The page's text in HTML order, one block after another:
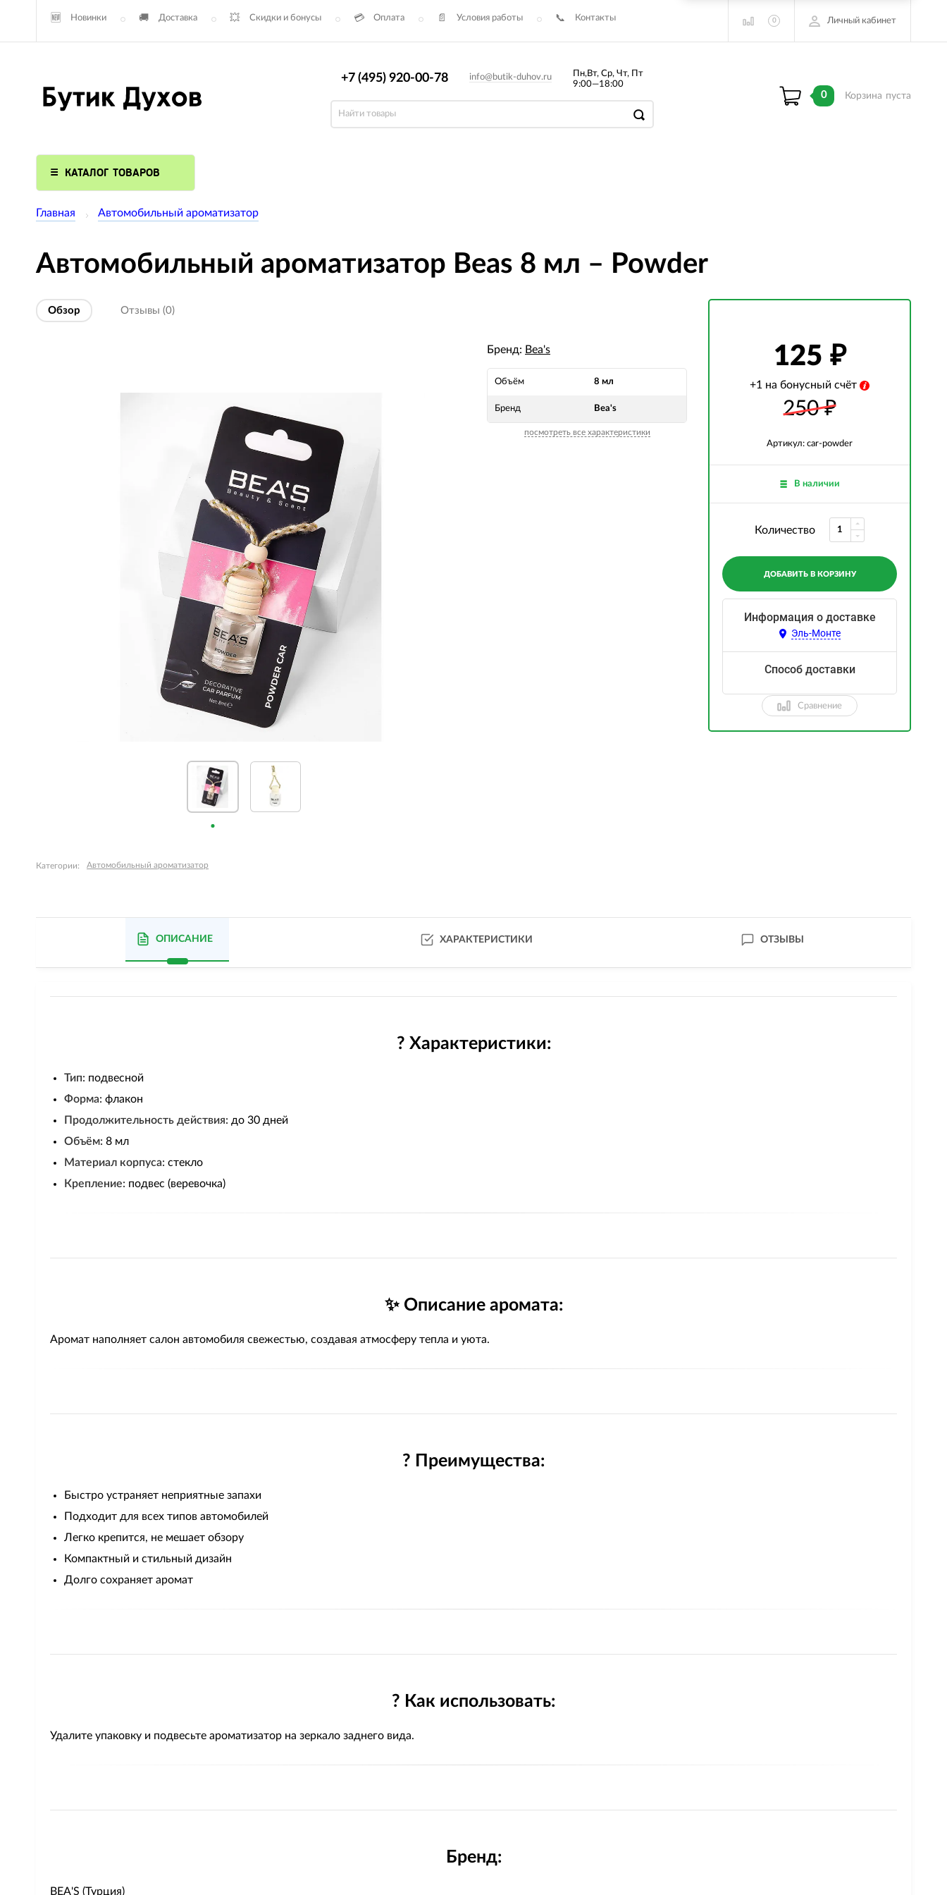
Новинки Доставка Скидки и бонусы Оплата Условия работы Контакты 0 Личный кабинет
+7 (495) 920-00-78 info@butik-duhov.ru
Пн,Вт, Ср, Чт, Пт
9:00—18:00
0 Корзина пуста
КАТАЛОГ ТОВАРОВ
Главная Автомобильный ароматизатор
Автомобильный ароматизатор Beas 8 мл – Powder
Обзор Отзывы (0)
Бренд: Bea's
Объём 8 мл
Бренд Bea's
посмотреть все характеристики
Категории: Автомобильный ароматизатор
125
+1 на бонусный счёт
250₽
Артикул: car-powder
В наличии
Количество
ДОБАВИТЬ В КОРЗИНУ
Информация о доставке
Эль-Монте
Способ доставки
Сравнение
ОПИСАНИЕ ХАРАКТЕРИСТИКИ ОТЗЫВЫ
? Характеристики:
Тип: подвесной
Форма: флакон
Продолжительность действия: до 30 дней
Объём: 8 мл
Материал корпуса: стекло
Крепление: подвес (веревочка)
✨ Описание аромата:
Аромат наполняет салон автомобиля свежестью, создавая атмосферу тепла и уюта.
? Преимущества:
Быстро устраняет неприятные запахи
Подходит для всех типов автомобилей
Легко крепится, не мешает обзору
Компактный и стильный дизайн
Долго сохраняет аромат
? Как использовать:
Удалите упаковку и подвесьте ароматизатор на зеркало заднего вида.
Бренд:
BEA'S (Турция)